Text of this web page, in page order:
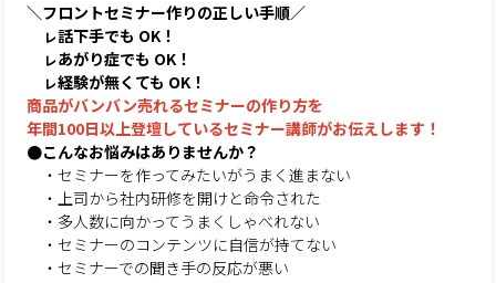
＼フロントセミナー作りの正しい手順／
ㇾ話下手でも OK！
ㇾあがり症でも OK！
ㇾ経験が無くても OK！
商品がバンバン売れるセミナーの作り方を
年間100日以上登壇しているセミナー講師がお伝えします！
●こんなお悩みはありませんか？
・セミナーを作ってみたいがうまく進まない
・上司から社内研修を開けと命令された
・多人数に向かってうまくしゃべれない
・セミナーのコンテンツに自信が持てない
・セミナーでの聞き手の反応が悪い